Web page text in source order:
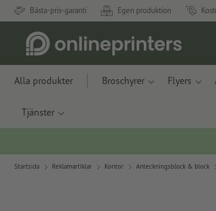
Bästa-pris-garanti Egen produktion
Alla produkter Broschyrer Flyers
Tjänster
Startsida Reklamartiklar Kontor Anteckningsblock & block